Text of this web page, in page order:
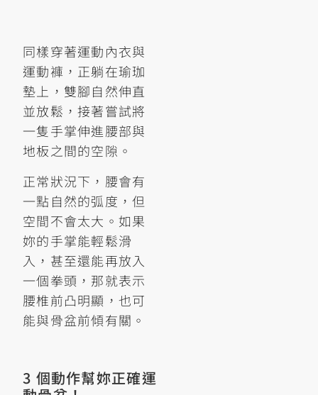
同樣穿著運動內衣與
運動褲，正躺在瑜珈
墊上，雙腳自然伸直
並放鬆，接著嘗試將
一隻手掌伸進腰部與
地板之間的空隙。
正常狀況下，腰會有
一點自然的弧度，但
空間不會太大。如果
妳的手掌能輕鬆滑
入，甚至還能再放入
一個拳頭，那就表示
腰椎前凸明顯，也可
能與骨盆前傾有關。
3 個動作幫妳正確運